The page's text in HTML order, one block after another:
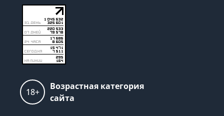
18+
Возрастная категория
сайта